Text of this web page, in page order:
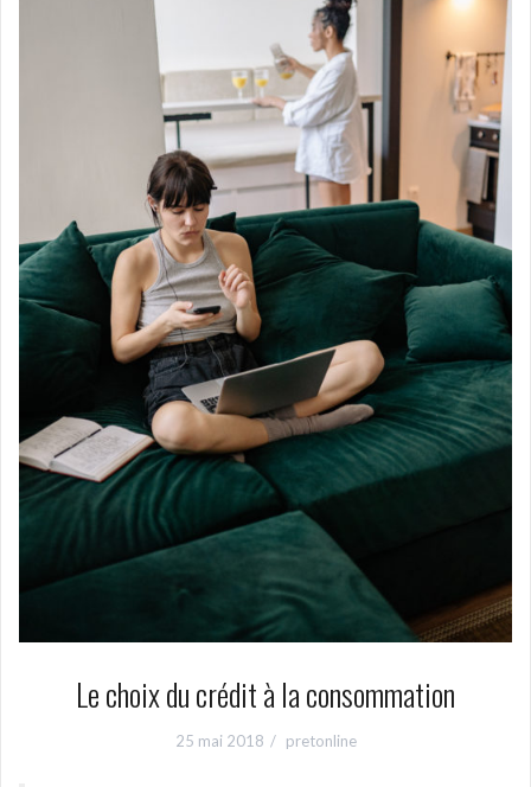
Le choix du crédit à la consommation
25 mai 2018 pretonline